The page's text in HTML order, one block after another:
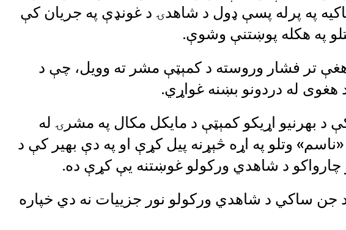
په پرله پسې ډول د شاهدۍ د غونډې په جريان کې
په هکله پوښتنې وشوې.
هغې تر فشار وروسته د کمېټې مشر ته وويل، چې د
هغوی له دردونو بښنه غواړي.
د بهرنیو اړیکو کمېټې د مایکل مکال په مشرۍ له
«ناسم» وتلو په اړه څېړنه پیل کړې او په دې بهیر کې د
چارواکو د شاهدي ورکولو غوښتنه يې کړې ده.
جن ساکي د شاهدي ورکولو نور جزيیات نه دي خپاره